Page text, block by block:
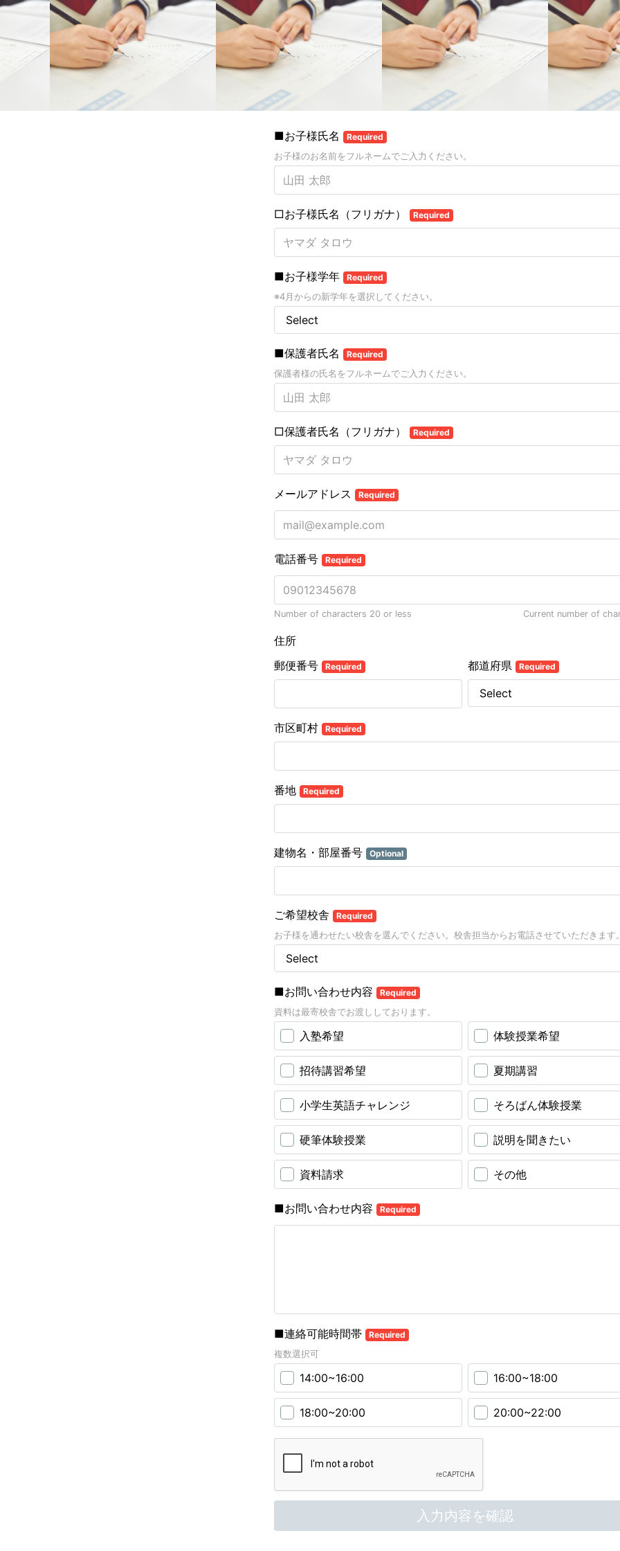
■お子様氏名 Required
お子様のお名前をフルネームでご入力ください。
□お子様氏名（フリガナ） Required
■お子様学年 Required
※4月からの新学年を選択してください。
■保護者氏名 Required
保護者様の氏名をフルネームでご入力ください。
□保護者氏名（フリガナ） Required
メールアドレス Required
電話番号 Required
Number of characters 20 or less Current number of
住所
郵便番号
Required 都道府県 Required
市区町村 Required
番地 Required
建物名・部屋番号 Optional
ご希望校舎 Required
お子様を通わせたい校舎を選んでください。校舎担当からお電話させていただきます
■お問い合わせ内容 Required
資料は最寄校舎でお渡ししております。
入塾希望 体験授業希望
招待講習希望 夏期講習
小学生英語チャレンジ そろばん体験授業
硬筆体験授業 説明を聞きたい
資料請求 その他
■お問い合わせ内容 Required
■連絡可能時間帯 Required
複数選択可
14:00~16:00 16:00~18:00
18:00~20:00 20:00~22:00
入力内容を確認